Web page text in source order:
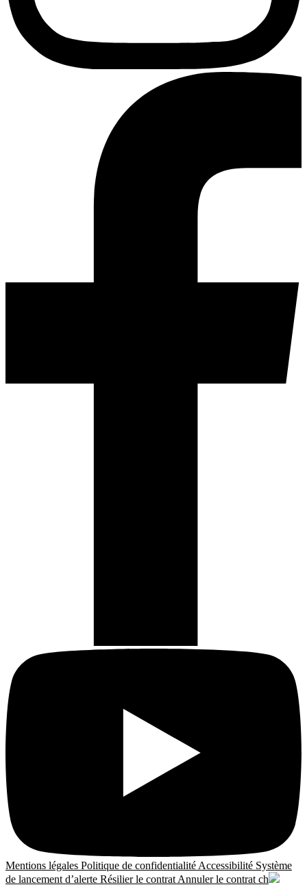
Mentions légales Politique de confidentialité Accessibilité Système
de lancement d’alerte Résilier le contrat Annuler le contrat ch